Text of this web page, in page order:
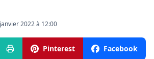
2022 à 12:00
Pinterest Facebook